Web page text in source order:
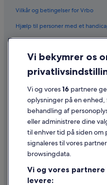
Vilkår og betingelser for Vrbo
Hjælp til personer med et
Cookies
Generelle vilkår for brug
Juridiske oplysninger/Kontakt os
Retningslinjer for indhold og
Hjælp
Kontakt os
Ændr eller afbestil din reservation
Forløb og behandlingstider for
Vi bekymrer os
Vi og vores16 partnere
oplysninger på en enhed,
behandling af
eller administrere dine
til enhver tid på siden om
signaleres til vores
browsingdata.
Vi og vores
levere: